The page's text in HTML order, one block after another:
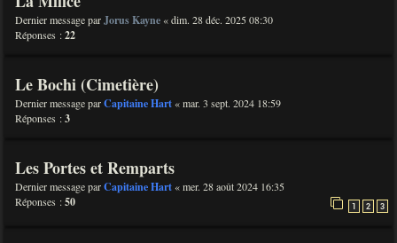
Dernier message parJorus Kayne «dim. 28 déc. 2025 08:30
Réponses :22
Le Bochi (Cimetière)
Dernier message parCapitaine Hart «mar. 3 sept. 2024 18:59
Réponses :3
Les Portes et Remparts
Dernier message parCapitaine Hart «mer. 28 août 2024 16:35
Réponses :50 1 2 3